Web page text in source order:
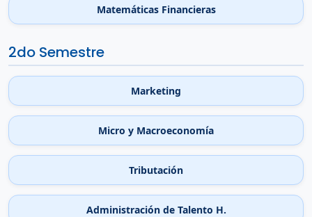
Matemáticas Financieras
2do Semestre
Marketing
Micro y Macroeconomía
Tributación
Administración de Talento H.